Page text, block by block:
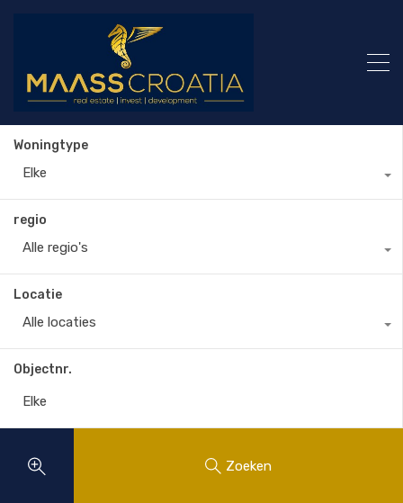
Woningtype
Elke
regio
Alle regio's
Locatie
Alle locaties
Objectnr.
Zoeken